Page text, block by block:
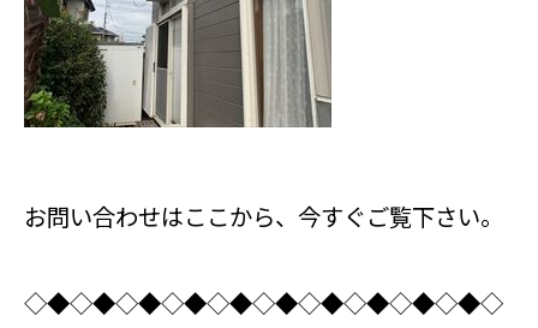
お問い合わせはここから、今すぐご覧下さい。
◇◆◇◆◇◆◇◆◇◆◇◆◇◆◇◆◇◆◇◆◇